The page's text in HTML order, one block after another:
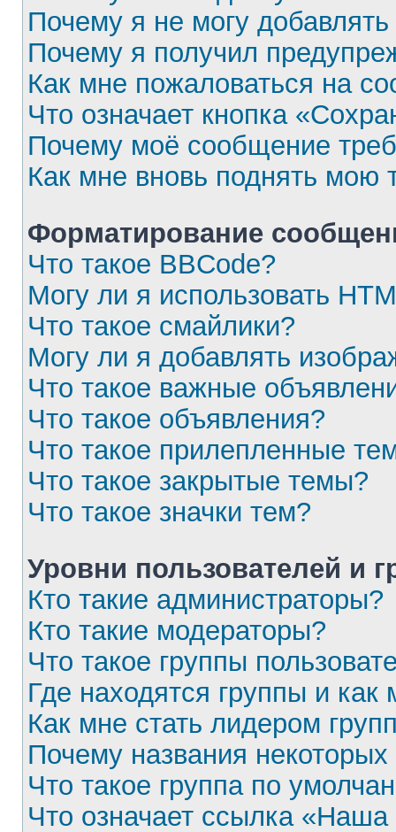
Почему я не могу
Почему я получил
Как мне пожаловаться на
Что означает кнопка
Почему моё сообщение
Как мне вновь поднять мою
Форматирование
Что такое BBCode?
Могу ли я использовать
Что такое смайлики?
Могу ли я добавлять
Что такое важные
Что такое объявления?
Что такое прилепленные
Что такое закрытые темы?
Что такое значки тем?
Уровни пользователей и
Кто такие администраторы?
Кто такие модераторы?
Что такое группы
Где находятся группы и как
Как мне стать лидером
Почему названия
Что такое группа по
Что означает ссылка